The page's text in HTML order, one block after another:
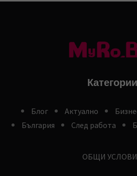
Категории
Блог Aктуално
България
След работа
ОБЩИ